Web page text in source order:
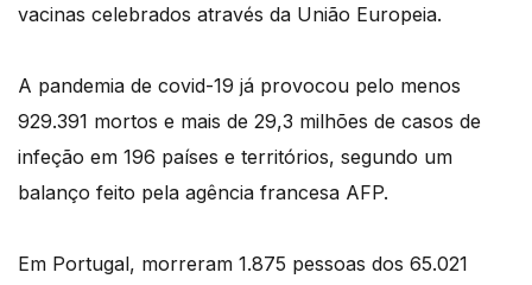
vacinas celebrados através da União Europeia.
A pandemia de covid-19 já provocou pelo menos
929.391 mortos e mais de 29,3 milhões de casos de
infeção em 196 países e territórios, segundo um
balanço feito pela agência francesa AFP.
Em Portugal, morreram 1.875 pessoas dos 65.021